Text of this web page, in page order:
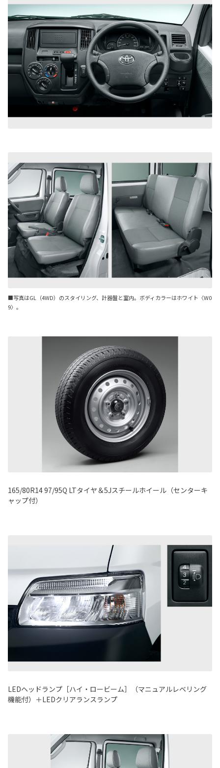
■写真はGL（4WD）のスタイリング、計器盤と室内。ボディカラーはホワイト〈W0
9〉。
165/80R14 97/95Q LTタイヤ＆5Jスチールホイール（センターキ
ャップ付）
LEDヘッドランプ［ハイ・ロービーム］（マニュアルレベリング
機能付）＋LEDクリアランスランプ